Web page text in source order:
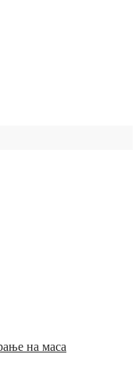
на маса